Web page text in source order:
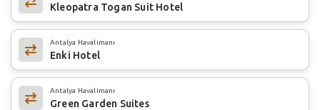
Kleopatra Togan Suit Hotel
Antalya Havalimanı
Enki Hotel
Antalya Havalimanı
Green Garden Suites